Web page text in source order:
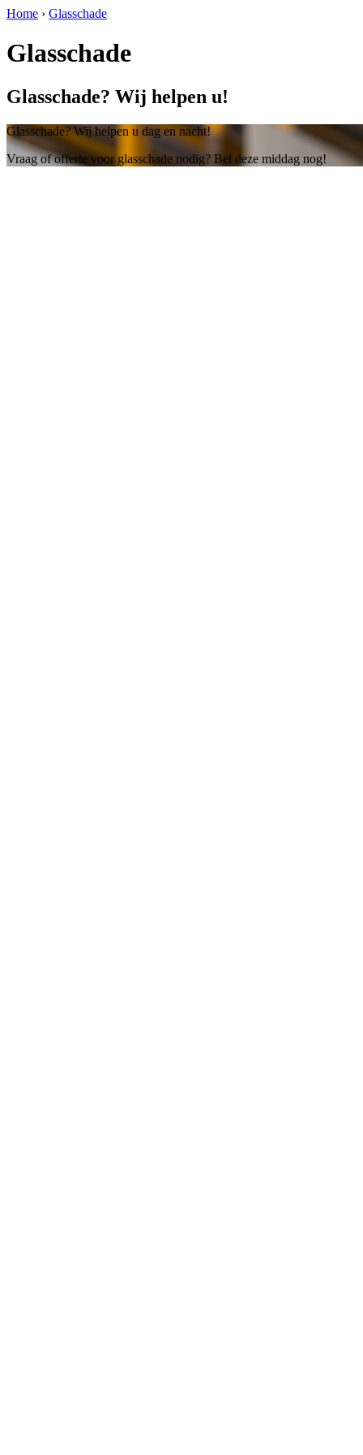
Home › Glasschade
Glasschade
Glasschade? Wij helpen u!
Glasschade? Wij helpen u dag en nacht!
Vraag of offerte voor glasschade nodig? Bel deze middag nog!